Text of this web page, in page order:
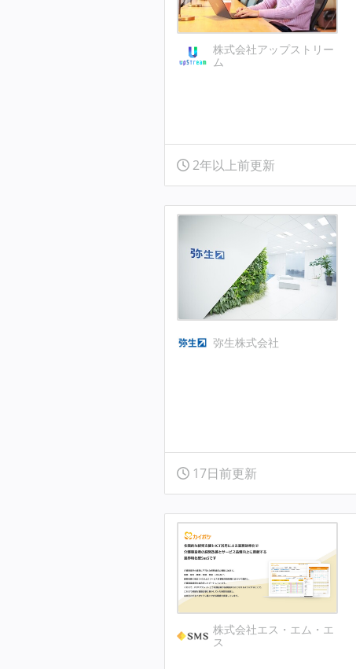
株式会社アップストリー
ム
2年以上前更新
弥生株式会社
17日前更新
株式会社エス・エム・エ
ス